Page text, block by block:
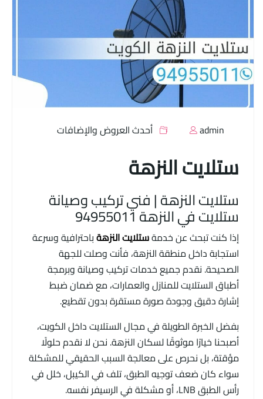
admin أحدث العروض والإضافات
ستلايت النزهة
ستلايت النزهة | فني تركيب وصيانة
ستلايت في النزهة 94955011
إذا كنت تبحث عن خدمةستلايت النزهةباحترافية وسرعة
استجابة داخل منطقة النزهة، فأنت وصلت للجهة
الصحيحة. نقدم جميع خدمات تركيب وصيانة وبرمجة
أطباق الستلايت للمنازل والعمارات، مع ضمان ضبط
إشارة دقيق وجودة صورة مستقرة بدون تقطيع.
بفضل الخبرة الطويلة في مجال الستلايت داخل الكويت،
أصبحنا خيارًا موثوقًا لسكان النزهة. نحن لا نقدم حلولًا
مؤقتة، بل نحرص على معالجة السبب الحقيقي للمشكلة
سواء كان ضعف توجيه الطبق، تلف في الكيبل، خلل في
رأس الطبق LNB، أو مشكلة في الرسيفر نفسه.